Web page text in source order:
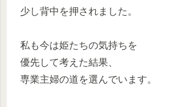
少し背中を押されました。
私も今は姫たちの気持ちを
優先して考えた結果、
専業主婦の道を選んでいます。